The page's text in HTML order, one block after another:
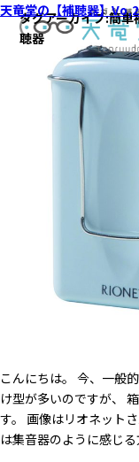
タグアーカイブ:簡単
聴器
天竜堂の【補聴器】
こんにちは。 今、一般
け型が多いのですが、
す。 画像はリオネット
は集音器のように感じ